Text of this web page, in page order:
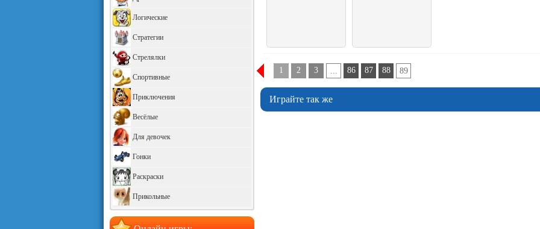
Логические
Стратегии
Стрелялки
Спортивные
Приключения
Весёлые
Для девочек
Гонки
Раскраски
Прикольные
1 2 3 ... 86 87 88 89
Играйте так же